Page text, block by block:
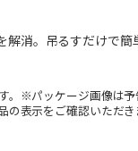
消。吊るすだけで
※パッケージ画像は
表示をご確認いただき